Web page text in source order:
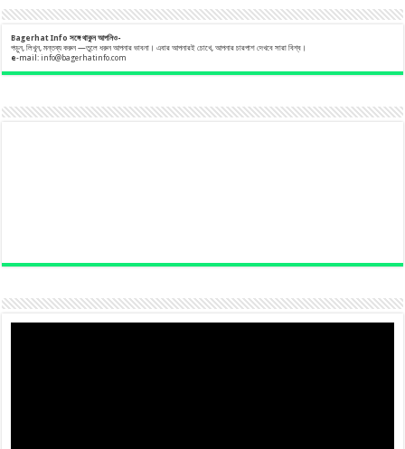
Bagerhat Info সঙ্গেথাকুনআপনিও-
পড়ুন, লিখুন, মন্তব্য করুন —তুলে ধরুন আপনার ভাবনা। এবার আপনারই চোখে, আপনার চারপাশ দেখবে সারা বিশ্ব।
e-mail:info@bagerhatinfo.com